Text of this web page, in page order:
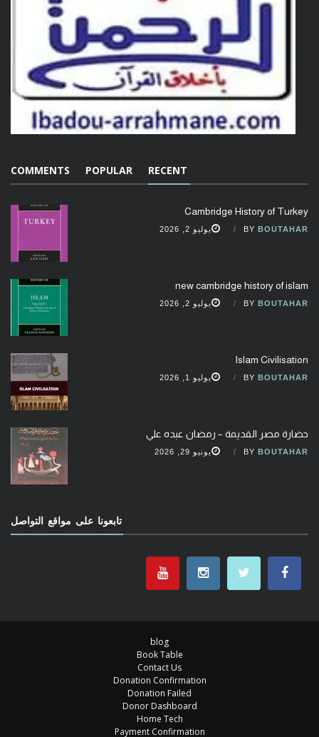
RECENT
POPULAR
COMMENTS
Cambridge History of Turkey
BY BOUTAHAR يوليو 2, 2026
new cambridge history of islam
BY BOUTAHAR يوليو 2, 2026
Islam Civilisation
BY BOUTAHAR يوليو 1, 2026
حضارة مصر القديمة – رمضان عبده علي
BY BOUTAHAR يونيو 29, 2026
تابعونا على مواقع التواصل
blog
Book Table
Contact Us
Donation Confirmation
Donation Failed
Donor Dashboard
Home Tech
Payment Confirmation